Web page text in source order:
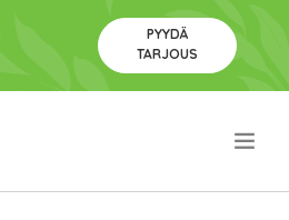
PYYDÄ
TARJOUS